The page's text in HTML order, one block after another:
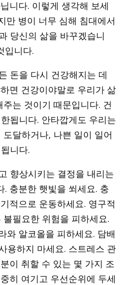
니다. 이렇게 생각해 보세
만 병이 너무 심해 침대에서
당신의 삶을 바꾸겠습니
입니다.
돈을 다시 건강해지는 데
면 건강이야말로 우리가 삶
는 것이기 때문입니다. 건
됩니다. 안타깝게도 우리는
달하거나, 나쁜 일이 일어
니다.
향상시키는 결정을 내리는
. 충분한 햇빛을 쐬세요. 충
적으로 운동하세요. 영구적
필요한 위험을 피하세요.
와 알코올을 피하세요. 담배
용하지 마세요. 스트레스 관
이 취할 수 있는 몇 가지 조
히 여기고 우선순위에 두세